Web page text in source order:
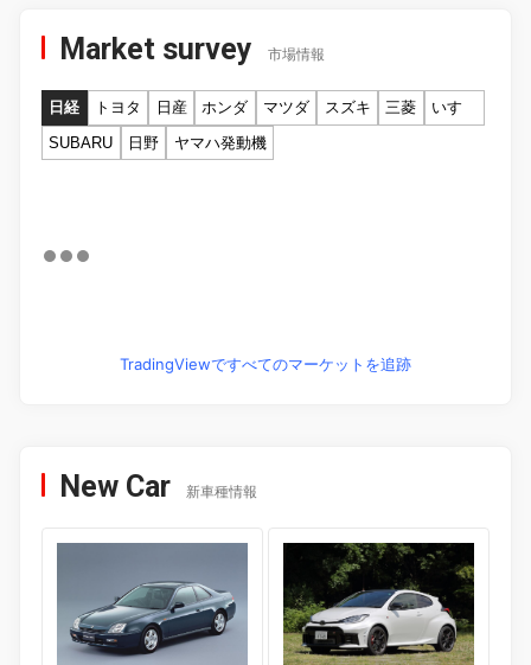
Market survey 市場情報
日経 トヨタ 日産 ホンダ マツダ スズキ 三菱
いすゞ
SUBARU
日野 ヤマハ発動機
TradingViewですべてのマーケットを追跡
New Car 新車種情報